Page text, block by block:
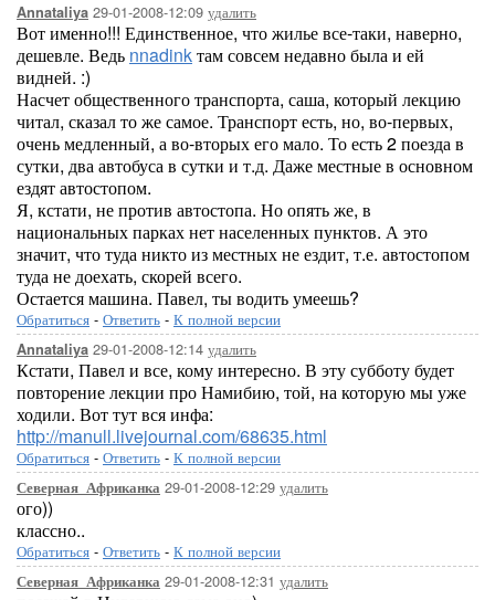
Annataliya 29-01-2008-12:09 удалить
Вот именно!!! Единственное, что жилье все-таки, наверно,
дешевле. Ведь nnadinkтам совсем недавно была и ей
видней. :)
Насчет общественного транспорта, саша, который лекцию
читал, сказал то же самое. Транспорт есть, но, во-первых,
очень медленный, а во-вторых его мало. То есть 2 поезда в
сутки, два автобуса в сутки и т.д. Даже местные в основном
ездят автостопом.
Я, кстати, не против автостопа. Но опять же, в
национальных парках нет населенных пунктов. А это
значит, что туда никто из местных не ездит, т.е. автостопом
туда не доехать, скорей всего.
Остается машина. Павел, ты водить умеешь?
Обратиться - Ответить - К полной версии
Annataliya 29-01-2008-12:14 удалить
Кстати, Павел и все, кому интересно. В эту субботу будет
повторение лекции про Намибию, той, на которую мы уже
ходили. Вот тут вся инфа:
http://manull.livejournal.com/68635.html
Обратиться - Ответить - К полной версии
Северная_Африканка 29-01-2008-12:29 удалить
ого))
классно..
Обратиться - Ответить - К полной версии
Северная_Африканка 29-01-2008-12:31 удалить